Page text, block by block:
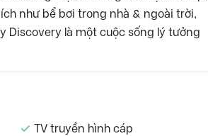
như bể bơi trong nhà & ngoài trời,
Discovery là một cuộc sống lý tưởng
TV truyền hình cáp